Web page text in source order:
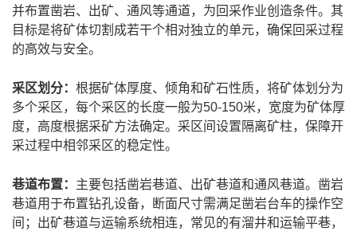
并布置凿岩、出矿、通风等通道，为回采作业创造条件。其
目标是将矿体切割成若干个相对独立的单元，确保回采过程
的高效与安全。
采区划分： 根据矿体厚度、倾角和矿石性质，将矿体划分为
多个采区，每个采区的长度一般为50-150米，宽度为矿体厚
度，高度根据采矿方法确定。采区间设置隔离矿柱，保障开
采过程中相邻采区的稳定性。
巷道布置： 主要包括凿岩巷道、出矿巷道和通风巷道。凿岩
巷道用于布置钻孔设备，断面尺寸需满足凿岩台车的操作空
间；出矿巷道与运输系统相连，常见的有溜井和运输平巷，